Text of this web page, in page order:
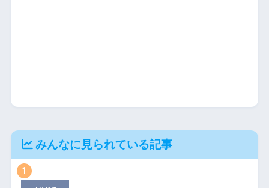
みんなに見られている記事
1